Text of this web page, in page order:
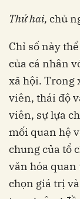
Thứ hai, chủ
Chỉ số này
của cá nhân
xã hội. Trong
viên, thái độ
viên, sự lựa
mối quan hệ
chung của tổ
văn hóa quan
chọn giá trị